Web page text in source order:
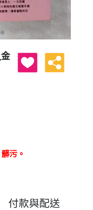
污。
付款與配送